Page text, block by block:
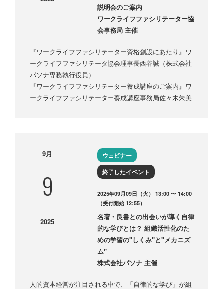
説明会のご案内
ワークライフファシリテーター協
会事務局 主催
『ワークライフファシリテーター資格創設にあたり』ワ
ークライフファシリテータ協会理事長西谷誠（株式会社
パソナ専務執行役員）
『ワークライフファシリテーター養成講座のご案内』ワ
ークライフファシリテーター養成講座事務局佐々木朱美
9月
9
2025
ウェビナー
終了したイベント
2025年09月09日（火） 13:00 〜 14:00
（受付開始 12:55）
名著・良書との出会いが導く自律
的な学びとは？ 組織活性化のた
めの学習の"しくみ"と"メカニズ
ム"
株式会社パソナ 主催
人的資本経営が注目される中で、「自律的な学び」が組